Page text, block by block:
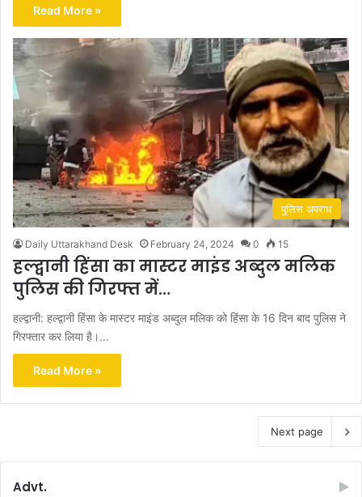
Read More »
पुलिस अपराध
Daily Uttarakhand Desk February 24, 2024 0 15
हल्द्वानी हिंसा का मास्टर माइंड अब्दुल मलिक
पुलिस की गिरफ्त में…
हल्द्वानी: हल्द्वानी हिंसा के मास्टर माइंड अब्दुल मलिक को हिंसा के 16 दिन बाद पुलिस ने
गिरफ्तार कर लिया है।…
Read More »
Next page
Advt.